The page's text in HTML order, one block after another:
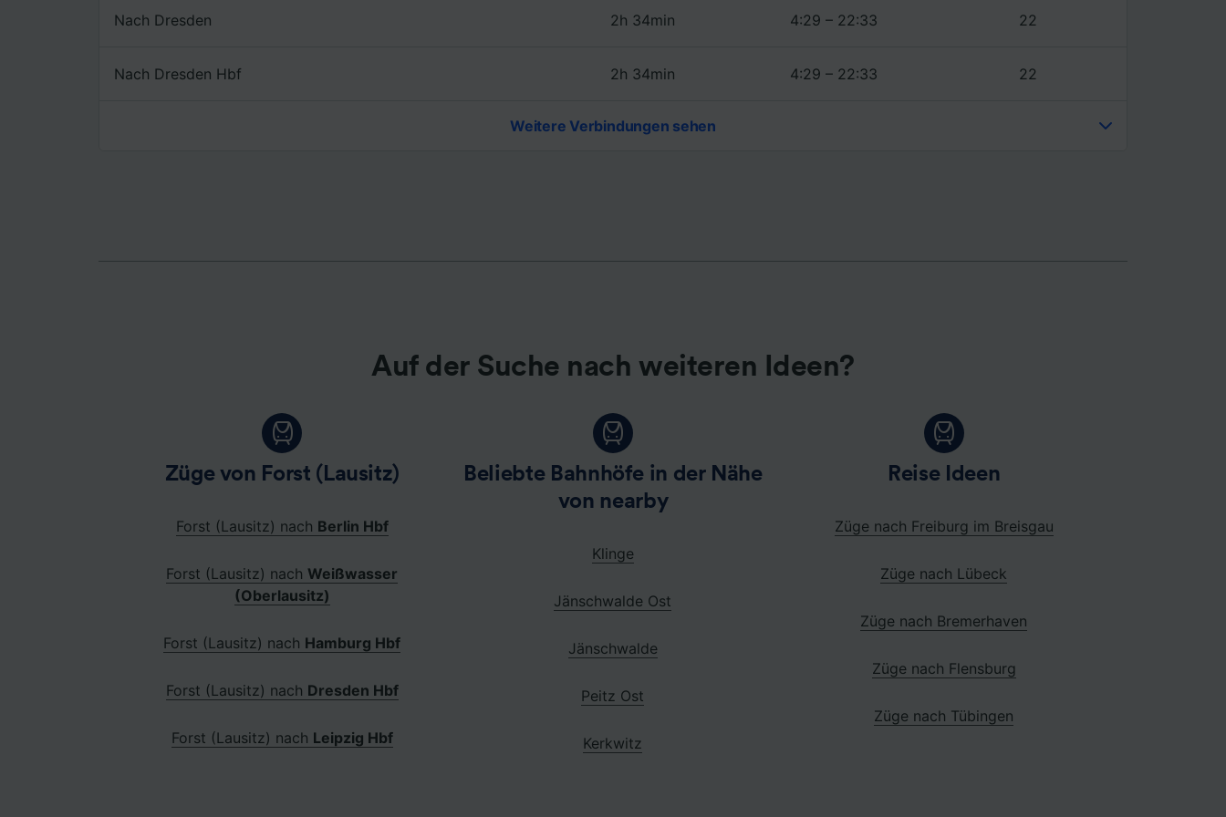
Nach Dresden 2h 34min 4:29 – 22:33 22
Nach Dresden Hbf 2h 34min 4:29 – 22:33 22
Weitere Verbindungen sehen
Auf der Suche nach weiteren Ideen?
Züge von Forst (Lausitz)
Forst (Lausitz) nach Berlin Hbf
Forst (Lausitz) nach Weißwasser
(Oberlausitz)
Forst (Lausitz) nach Hamburg Hbf
Forst (Lausitz) nach Dresden Hbf
Forst (Lausitz) nach Leipzig Hbf
Beliebte Bahnhöfe in der Nähe
von nearby
Klinge
Jänschwalde Ost
Jänschwalde
Peitz Ost
Kerkwitz
Reise Ideen
Züge nach Freiburg im Breisgau
Züge nach Lübeck
Züge nach Bremerhaven
Züge nach Flensburg
Züge nach Tübingen